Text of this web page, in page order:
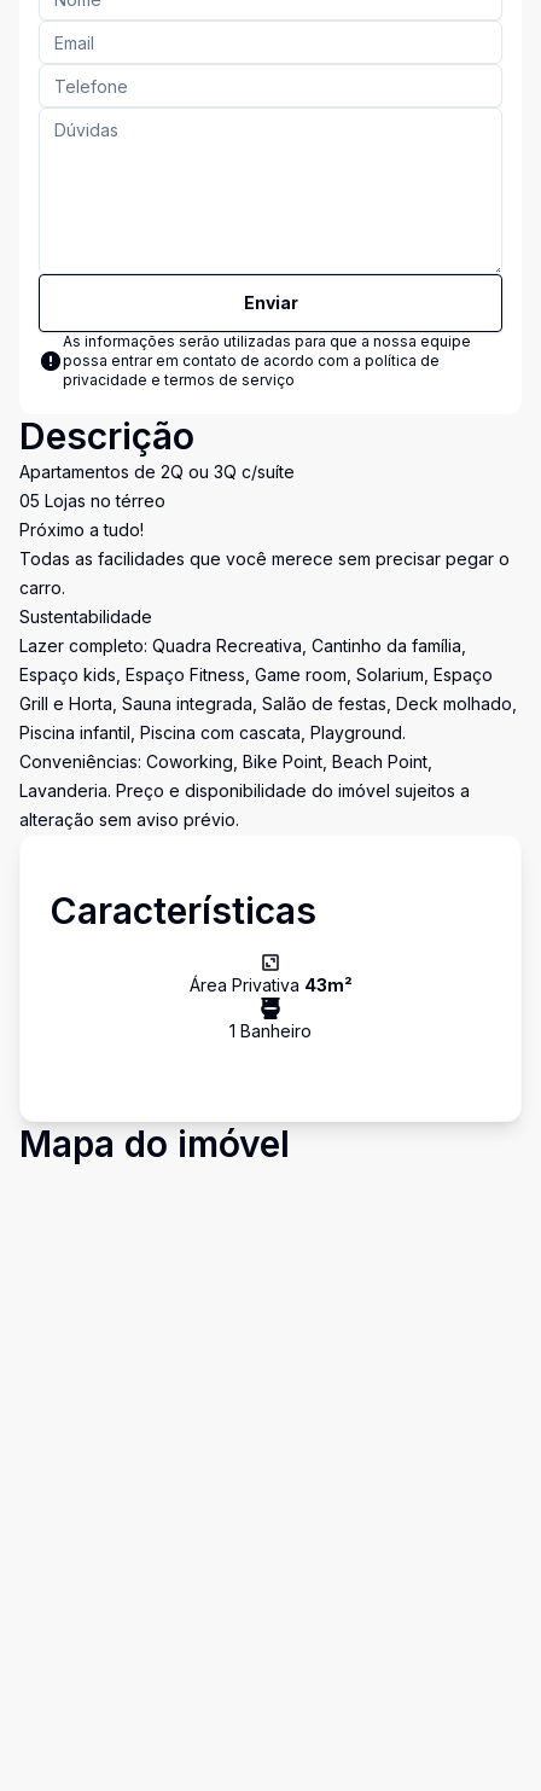
Enviar
As informações serão utilizadas para que a nossa equipe
possa entrar em contato de acordo com a política de
privacidade e termos de serviço
Descrição
Apartamentos de 2Q ou 3Q c/suíte
05 Lojas no térreo
Próximo a tudo!
Todas as facilidades que você merece sem precisar pegar o
carro.
Sustentabilidade
Lazer completo: Quadra Recreativa, Cantinho da família,
Espaço kids, Espaço Fitness, Game room, Solarium, Espaço
Grill e Horta, Sauna integrada, Salão de festas, Deck molhado,
Piscina infantil, Piscina com cascata, Playground.
Conveniências: Coworking, Bike Point, Beach Point,
Lavanderia. Preço e disponibilidade do imóvel sujeitos a
alteração sem aviso prévio.
Características
Área Privativa 43m²
1 Banheiro
Mapa do imóvel